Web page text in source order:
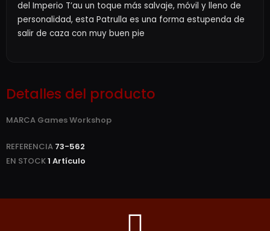
del Imperio T’au un toque más salvaje, móvil y lleno de
personalidad, esta Patrulla es una forma estupenda de
salir de caza con muy buen pie
Detalles del producto
MARCA Games Workshop
REFERENCIA 73-562
EN STOCK1 Artículo